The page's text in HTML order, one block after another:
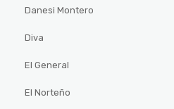
Danesi Montero
Diva
El General
El Norteño